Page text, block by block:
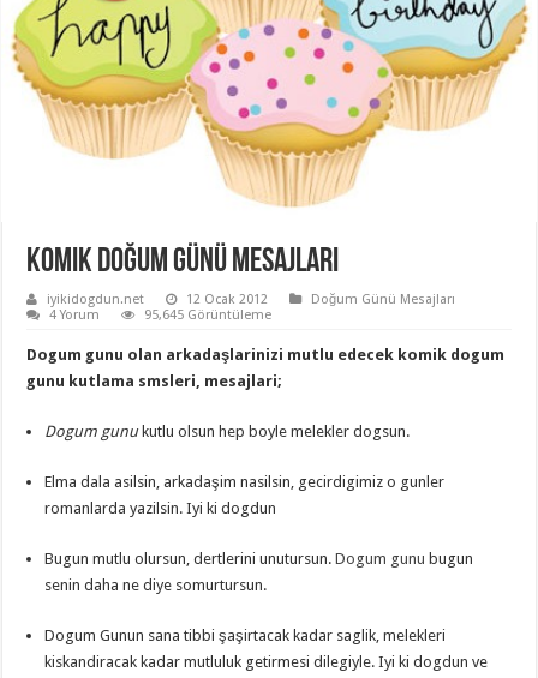
Komik Doğum Günü Mesajları
iyikidogdun.net 12 Ocak 2012
Doğum Günü Mesajları
4 Yorum
95,645 Görüntüleme
Dogum gunu olan arkadaşlarinizi mutlu edecek komik dogum
gunu kutlama smsleri, mesajlari;
Dogum gunukutlu olsun hep boyle melekler dogsun.
Elma dala asilsin, arkadaşim nasilsin, gecirdigimiz o gunler
romanlarda yazilsin. Iyi ki dogdun
Bugun mutlu olursun, dertlerini unutursun.Dogum gunu bugun
senin daha ne diye somurtursun.
Dogum Gunun sana tibbi şaşirtacak kadar saglik, melekleri
kiskandiracak kadar mutluluk getirmesi dilegiyle. Iyi ki dogdun ve